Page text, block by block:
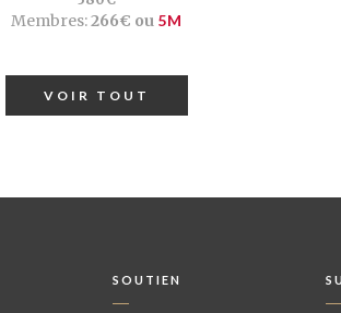
Membres:266€ ou 5M
VOIR TOUT
SOUTIEN